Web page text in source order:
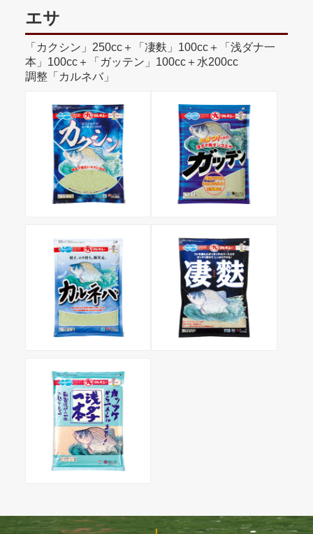
エサ
「カクシン」250cc＋「凄麩」100cc＋「浅ダナ一
本」100cc＋「ガッテン」100cc＋水200cc
調整「カルネバ」